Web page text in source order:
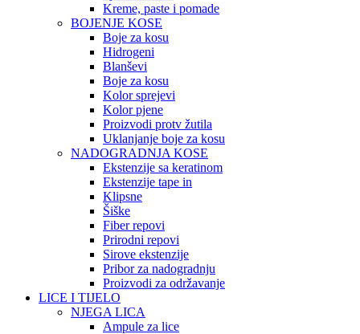
Kreme, paste i pomade
BOJENJE KOSE
Boje za kosu
Hidrogeni
Blanševi
Boje za kosu
Kolor sprejevi
Kolor pjene
Proizvodi protv žutila
Uklanjanje boje za kosu
NADOGRADNJA KOSE
Ekstenzije sa keratinom
Ekstenzije tape in
Klipsne
Šiške
Fiber repovi
Prirodni repovi
Sirove ekstenzije
Pribor za nadogradnju
Proizvodi za održavanje
LICE I TIJELO
NJEGA LICA
Ampule za lice